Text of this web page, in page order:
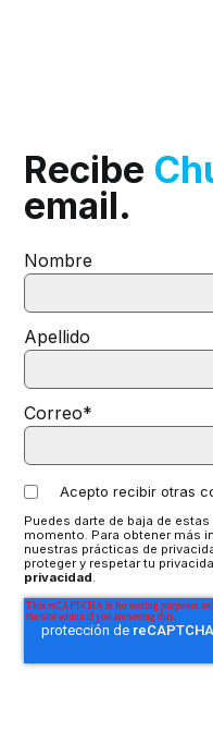
Recibe
email.
Nombre
Apellido
Correo*
Acepto recibir otras
Puedes darte de baja de
momento. Para obtener más
nuestras prácticas de
proteger y respetar tu
privacidad.